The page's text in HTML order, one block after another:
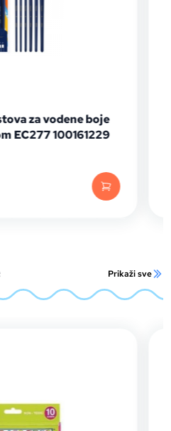
za vodene boje
EC277 100161229
Prikaži sve